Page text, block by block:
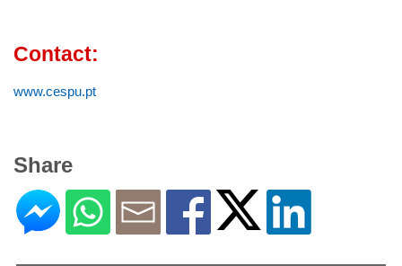
Contact:
www.cespu.pt
Share